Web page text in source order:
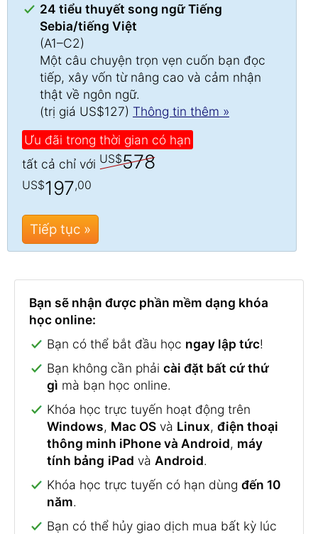
24 tiểu thuyết song ngữ Tiếng
Sebia/tiếng Việt
(A1–C2)
Một câu chuyện trọn vẹn cuốn bạn đọc
tiếp, xây vốn từ nâng cao và cảm nhận
thật về ngôn ngữ.
(trị giá US$127) Thông tin thêm »
Ưu đãi trong thời gian có hạn
tất cả chỉ với US$578
US$197,00
Tiếp tục »
Bạn sẽ nhận được phần mềm dạng khóa
học online:
Bạn có thể bắt đầu học ngay lập tức!
Bạn không cần phải cài đặt bất cứ thứ
gì mà bạn học online.
Khóa học trực tuyến hoạt động trên
Windows, Mac OS và Linux, điện thoại
thông minh iPhone và Android, máy
tính bảng iPad và Android.
Khóa học trực tuyến có hạn dùng đến 10
năm.
Bạn có thể hủy giao dịch mua bất kỳ lúc